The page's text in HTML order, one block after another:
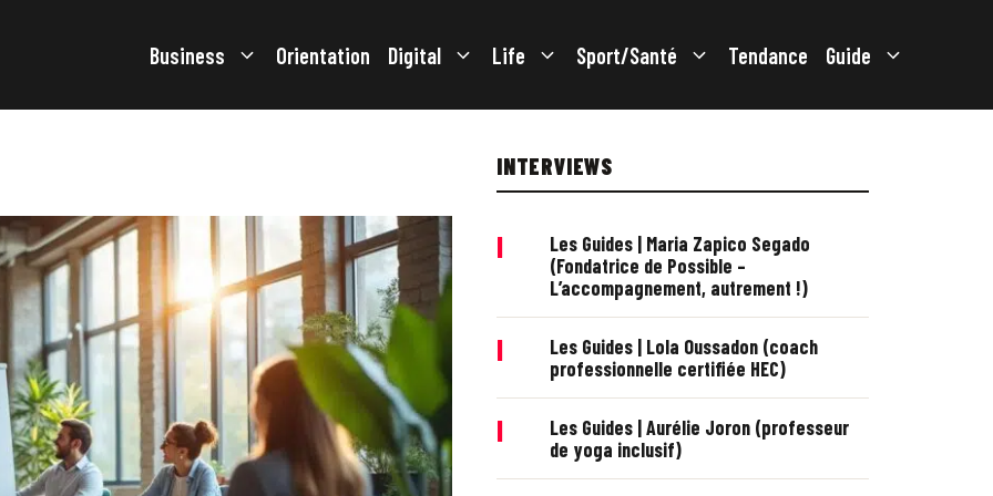
Business Orientation Digital Life Sport/Santé Tendance Guide
INTERVIEWS
|
Les Guides | Maria Zapico Segado
(Fondatrice de Possible –
L’accompagnement, autrement !)
|
Les Guides | Lola Oussadon (coach
professionnelle certifiée HEC)
|
Les Guides | Aurélie Joron (professeur
de yoga inclusif)